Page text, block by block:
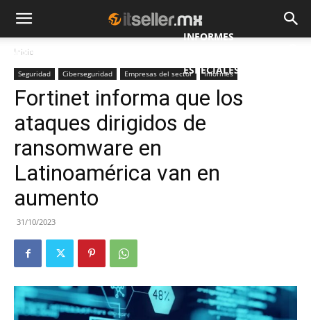
NOTICIAS
INFORMES
ESPECIALES
Inicio
Seguridad Ciberseguridad Empresas del sector Informes
Fortinet informa que los
ataques dirigidos de
ransomware en
Latinoamérica van en
aumento
31/10/2023